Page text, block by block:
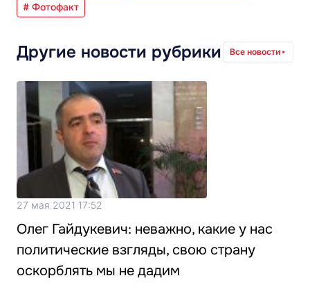
# Фотофакт
Другие новости рубрики Все новости
27 мая 2021 17:52
Олег Гайдукевич: неважно, какие у нас
политические взгляды, свою страну
оскорблять мы не дадим